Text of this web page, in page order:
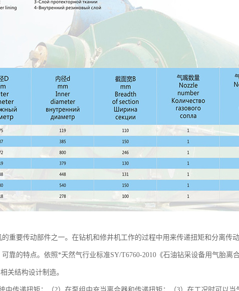
重要传动部件之一。在钻机和修井机工作的过程中用来传递扭矩和分离传
靠的特点。依照*天然气行业标准SY/T6760-2010《石油钻采设备用气胎离
关结构设计制造。